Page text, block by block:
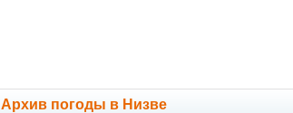
Архив погоды в Низве